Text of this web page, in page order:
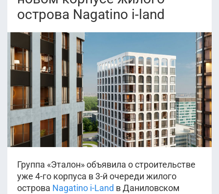
острова Nagatino i-land
Группа «Эталон» объявила о строительстве
уже 4-го корпуса в 3-й очереди жилого
острова Nagatino i-Land в Даниловском